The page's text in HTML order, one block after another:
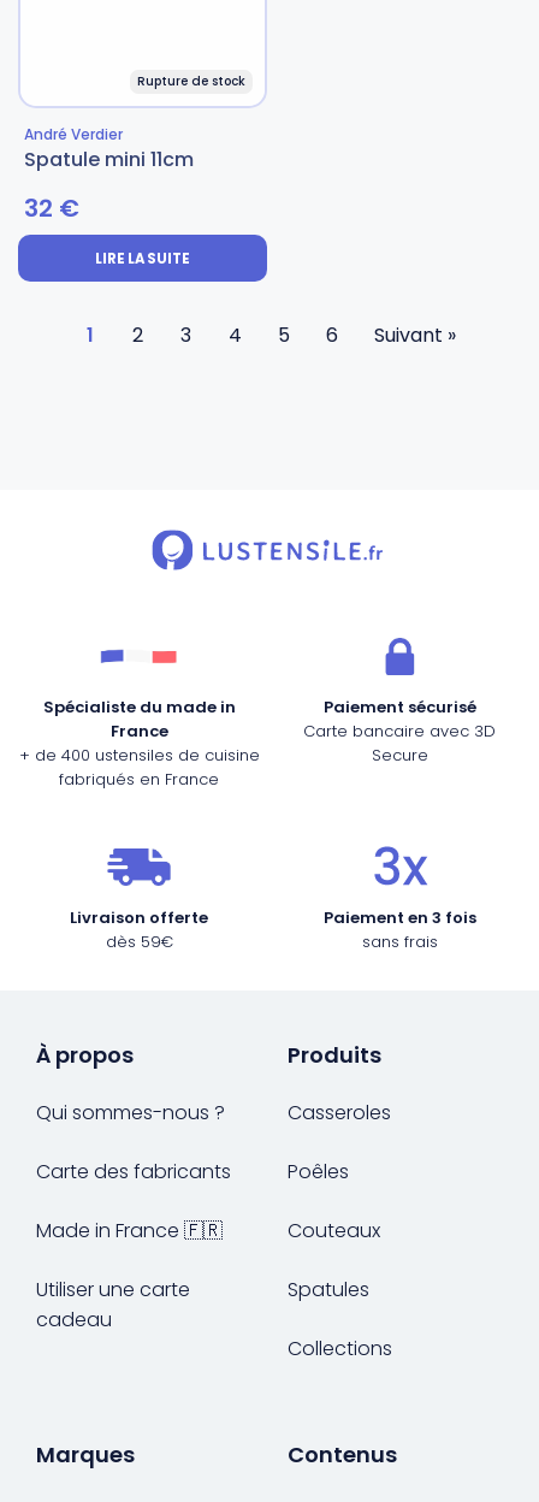
Glaçons
Tires-bouchons
Aiguiseurs
Planches à découper
Rupture de stock
André Verdier
Spatule mini 11cm
32 €
LIRE LA SUITE
1 2 3 4 5 6 Suivant »
Spécialiste du made in
France
+ de 400 ustensiles de cuisine
fabriqués en France
Paiement sécurisé
Carte bancaire avec 3D
Secure
Livraison offerte
dès 59€
Paiement en 3 fois
sans frais
À propos
Qui sommes-nous ?
Carte des fabricants
Made in France 🇫🇷
Utiliser une carte
cadeau
Produits
Casseroles
Poêles
Couteaux
Spatules
Collections
Marques Contenus